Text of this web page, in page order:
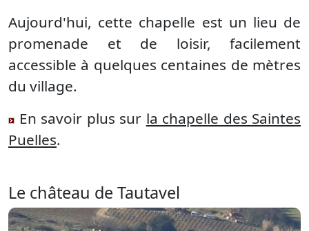
Aujourd'hui, cette chapelle est un lieu de
promenade et de loisir, facilement
accessible à quelques centaines de mètres
du village.
En savoir plus sur la chapelle des Saintes
Puelles.
Le château de Tautavel